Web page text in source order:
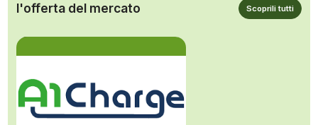
l'offerta del mercato Scoprili tutti